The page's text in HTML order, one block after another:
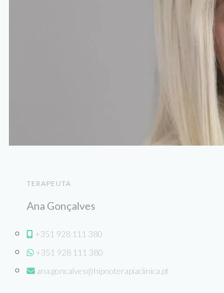
TERAPEUTA
Ana Gonçalves
+351 928 111 380
+351 928 111 380
ana.goncalves@hipnoterapiaclinica.pt